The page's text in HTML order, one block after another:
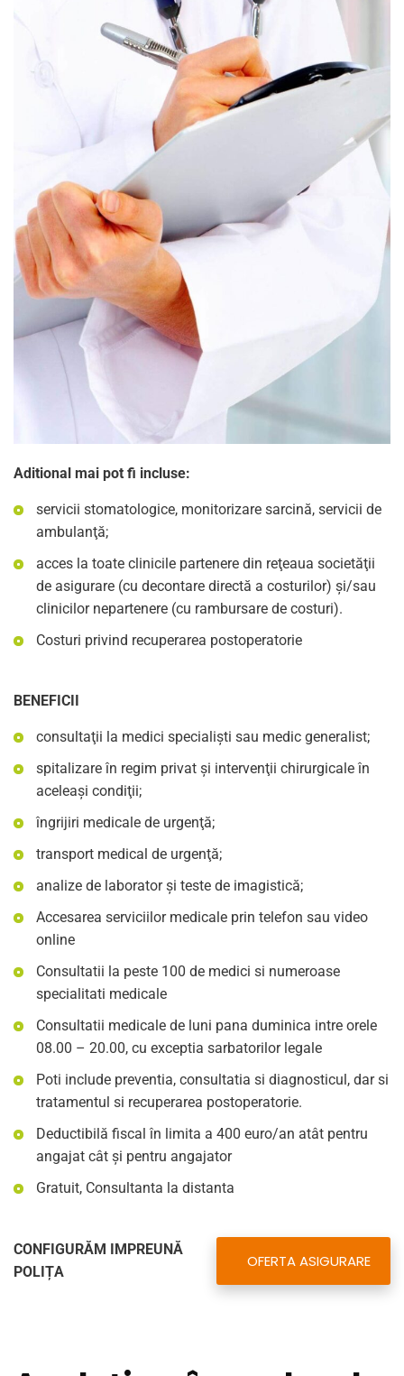
Aditional mai pot fi incluse:
servicii stomatologice, monitorizare sarcină, servicii de
ambulanţă;
acces la toate clinicile partenere din reţeaua societăţii
de asigurare (cu decontare directă a costurilor) şi/sau
clinicilor nepartenere (cu rambursare de costuri).
Costuri privind recuperarea postoperatorie
BENEFICII
consultaţii la medici specialişti sau medic generalist;
spitalizare în regim privat şi intervenţii chirurgicale în
aceleaşi condiţii;
îngrijiri medicale de urgenţă;
transport medical de urgenţă;
analize de laborator şi teste de imagistică;
Accesarea serviciilor medicale prin telefon sau video
online
Consultatii la peste 100 de medici si numeroase
specialitati medicale
Consultatii medicale de luni pana duminica intre orele
08.00 – 20.00, cu exceptia sarbatorilor legale
Poti include preventia, consultatia si diagnosticul, dar si
tratamentul si recuperarea postoperatorie.
Deductibilă fiscal în limita a 400 euro/an atât pentru
angajat cât şi pentru angajator
Gratuit, Consultanta la distanta
CONFIGURĂM IMPREUNĂ
POLIȚA
OFERTA ASIGURARE